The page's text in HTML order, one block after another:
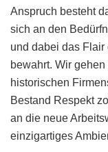
Anspruch besteht
sich an den
und dabei das
bewahrt. Wir
historischen
Bestand Respekt
an die neue
einzigartiges